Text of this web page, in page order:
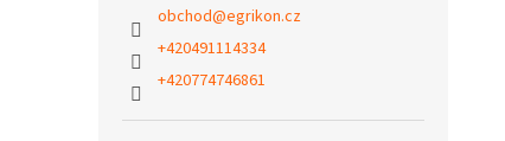
obchod@egrikon.cz
+420491114334
+420774746861